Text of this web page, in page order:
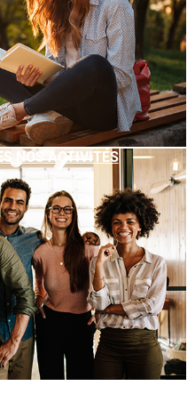
NOS ACTIVITÉS